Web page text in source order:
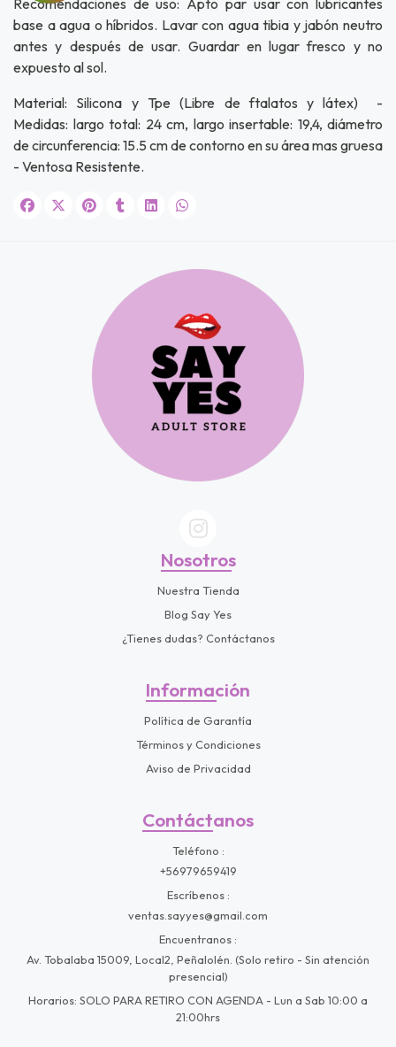
correo y
por
base a agua o híbridos. Lavar con agua tibia y jabón neutro
antes y después de usar. Guardar en lugar fresco y no
expuesto al sol.
Material: Silicona y Tpe (Libre de ftalatos y látex) -
Medidas: largo total: 24 cm, largo insertable: 19,4, diámetro
de circunferencia: 15.5 cm de contorno en su área mas gruesa
- Ventosa Resistente.
Nosotros
Nuestra Tienda
Blog Say Yes
¿Tienes dudas? Contáctanos
Información
Política de Garantía
Términos y Condiciones
Aviso de Privacidad
Contáctanos
Teléfono
+56979659419
Escríbenos
ventas.sayyes@gmail.com
Encuentranos
Av. Tobalaba 15009, Local2, Peñalolén. (Solo retiro - Sin atención
presencial)
Horarios: SOLO PARA RETIRO CON AGENDA - Lun a Sab 10:00 a
21:00hrs